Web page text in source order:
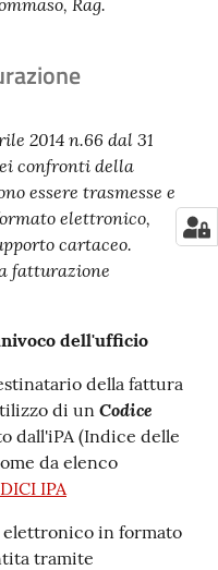
2014 n.66 dal 31
confronti della
essere trasmesse e
elettronico,
cartaceo.
fatturazione
dell'ufficio
della fattura
di un Codice
dall'iPA (Indice delle
da elenco
IPA
in formato
tramite